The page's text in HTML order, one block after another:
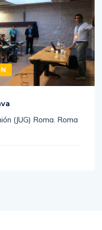
(JUG) Roma. Roma